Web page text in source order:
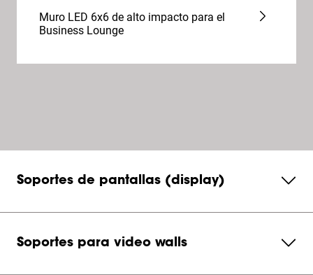
Muro LED 6x6 de alto impacto para el
Business Lounge
Soportes de pantallas (display)
Soportes para video walls